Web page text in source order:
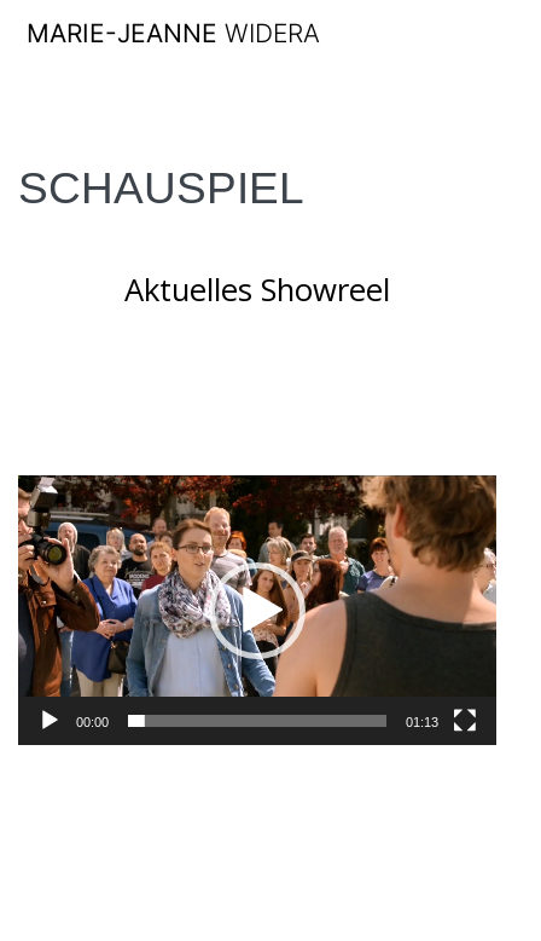
to
MARIE-JEANNE WIDERA
SCHAUSPIEL
Aktuelles Showreel
Video-
Player
00:00 01:13